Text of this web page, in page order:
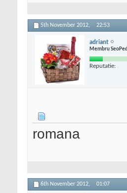
5th November 2012, 22:53
adriant
Membru
Reputatie:
romana
6th November 2012, 01:07